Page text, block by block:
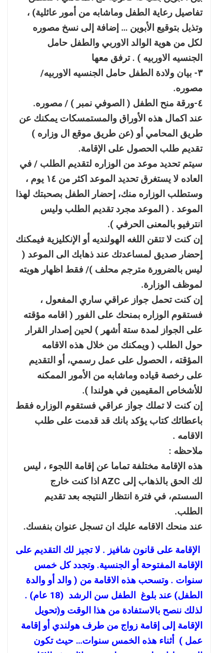
تفاصيل رعاية الطفل وماشابه من أمور عائلية) ،
وتذيل بتوقيع الأبوين … إضافة إلى نسخ مصوره
لكل من هوية الوالد الاوربي والطفل حامل
الجنسيه الاوربيه ) . ترفق معها
٣- بيان ولادة الطفل حامل الجنسيه الاوربيه/
مصوره.
٤-ورقة منح الطفل ( الصوفي نمبر ) / مصوره.
عند اكمال هذه الأوراق والمستمسكات يمكنك عن
طريق المحامي أو (عن طريق موقع ال وزاره )
تقديم طلب الحصول على الإقامة.
سيتم تحديد موعد من الوزاره لتقديم الطلب / في
العاده لا يستغرق تحديد الموعد اكثر من ١٤ يوم ،
وستطلب الوزاره منك، إحضار الطفل بصحبتك لهذا
الموعد . ( الموعد مجرد تقديم الطلب وليس
انترفيو بالمعنى الحرفي ).
إن كنت لا تتقن اللغه الهولنديه أو الإنكليزية فيمكنك
إحضار صديق لمساعدتك عند ذهابك الى الموعد (
ليس بالضرورة مترجم محلف )/ فقط اظهار هويته
لموظف الوزارة.
إن كنت تحمل جواز عراقي ساري المفعول ،
فستقوم الوزاره بمنحك على الفور ( اقامه مؤقته
على الجواز لمدة ستة أشهر ) لحين إصدار القرار
حول الطلب ( ويمكنك من خلال هذه الاقامه
المؤقته ، الحصول على عمل رسمي، أو التقديم
على رخصة قياده وماشابه من الأمور الممكنه
للأشخاص المقيمين في هولندا ).
إن كنت لا تملك جواز عراقي فستقوم الوزاره فقط
باعطائك كتاب يؤكد بانك قد قدمت على طلب
الاقامه .
ملاحظه :
هذه الإقامة مختلفة تماما عن إقامة اللجوء ، ليس
لك الحق بالذهاب إلى AZC اذا كنت خارج
السستم، في فترة انتظار النتيجه بعد تقديم
الطلب.
عند منحك الاقامه عليك ان تسجل عنوان بنفسك.
الإقامة على قانون شافيز . لا تجيز لك التقديم على
الإقامة المفتوحة أو الجنسية. وتجدد كل خمس
سنوات . وتسحب هذه الاقامة من ( والد أو والدة
الطفل) عند بلوغ الطفل سن الرشد (18 عام) .
لذلك ننصح بالاستفادة من هذا الوقت و(تحويل
الإقامة إلى إقامة زواج من طرف هولندي أو إقامة
عمل ) أثناء هذه الخمس سنوات… حيث تكون